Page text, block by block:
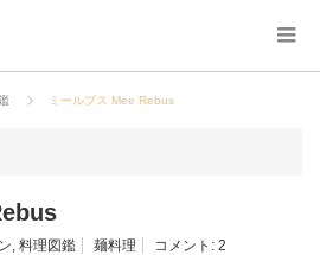
ミールブス Mee Rebus
, 料理図鑑 麺料理 コメント: 2